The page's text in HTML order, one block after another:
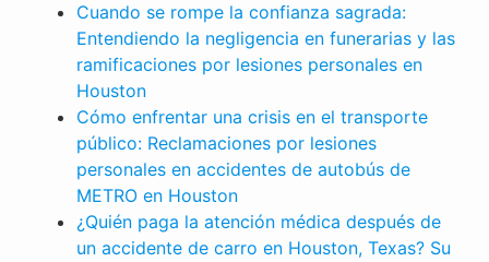
Cuando se rompe la confianza sagrada:
Entendiendo la negligencia en funerarias y las
ramificaciones por lesiones personales en
Houston
Cómo enfrentar una crisis en el transporte
público: Reclamaciones por lesiones
personales en accidentes de autobús de
METRO en Houston
¿Quién paga la atención médica después de
un accidente de carro en Houston, Texas? Su
LESIONES PERSONALES